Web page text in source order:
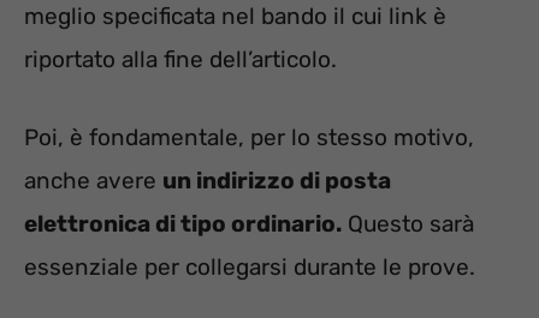
meglio specificata nel bando il cui link è
riportato alla fine dell’articolo.
Poi, è fondamentale, per lo stesso motivo,
anche avere un indirizzo di posta
elettronica di tipo ordinario. Questo sarà
essenziale per collegarsi durante le prove.